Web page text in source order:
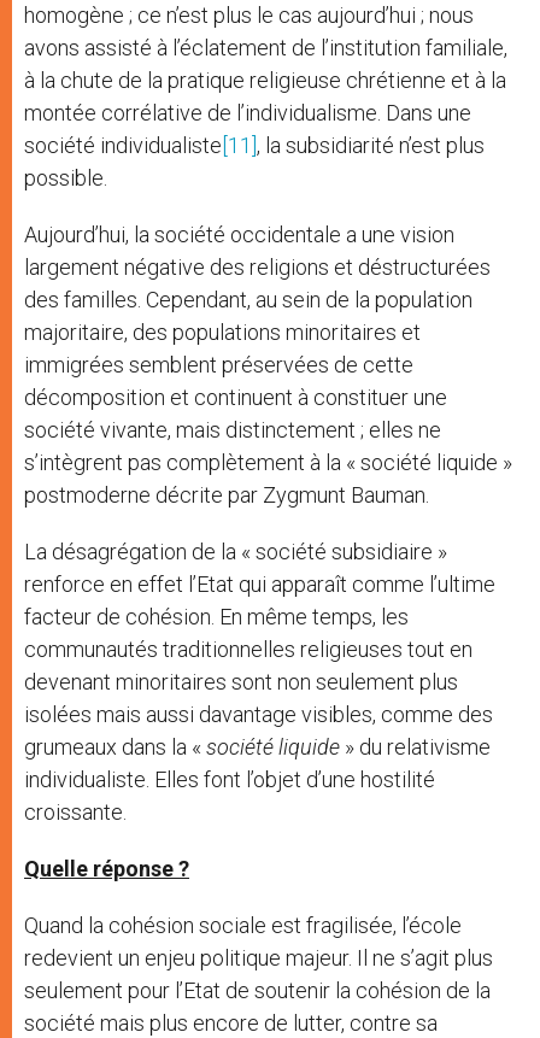
homogène ; ce n’est plus le cas aujourd’hui ; nous
avons assisté à l’éclatement de l’institution familiale,
à la chute de la pratique religieuse chrétienne et à la
montée corrélative de l’individualisme. Dans une
société individualiste [11] , la subsidiarité n’est plus
possible.
Aujourd’hui, la société occidentale a une vision
largement négative des religions et déstructurées
des familles. Cependant, au sein de la population
majoritaire, des populations minoritaires et
immigrées semblent préservées de cette
décomposition et continuent à constituer une
société vivante, mais distinctement ; elles ne
s’intègrent pas complètement à la « société liquide »
postmoderne décrite par Zygmunt Bauman.
La désagrégation de la « société subsidiaire »
renforce en effet l’Etat qui apparaît comme l’ultime
facteur de cohésion. En même temps, les
communautés traditionnelles religieuses tout en
devenant minoritaires sont non seulement plus
isolées mais aussi davantage visibles, comme des
grumeaux dans la « société liquide » du relativisme
individualiste. Elles font l’objet d’une hostilité
croissante.
Quelle réponse ?
Quand la cohésion sociale est fragilisée, l’école
redevient un enjeu politique majeur. Il ne s’agit plus
seulement pour l’Etat de soutenir la cohésion de la
société mais plus encore de lutter, contre sa